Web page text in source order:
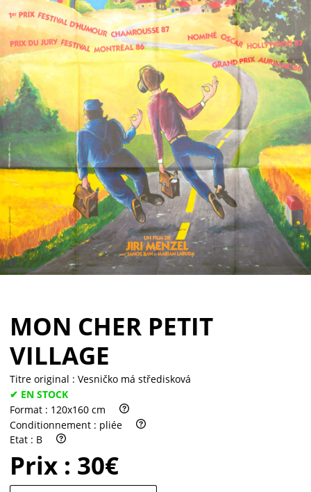
Vendre
MON CHER PETIT
VILLAGE
Titre original : Vesničko má středisková
✔ EN STOCK
Format : 120x160 cm
Conditionnement : pliée
Etat : B
Prix : 30€